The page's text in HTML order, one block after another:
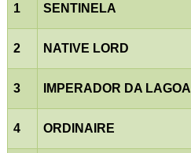
1 SENTINELA
2 NATIVE LORD
3 IMPERADOR DA LAGOA
4 ORDINAIRE